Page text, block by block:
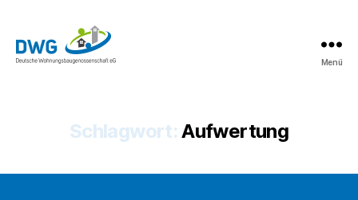
Menü
Schlagwort: Aufwertung